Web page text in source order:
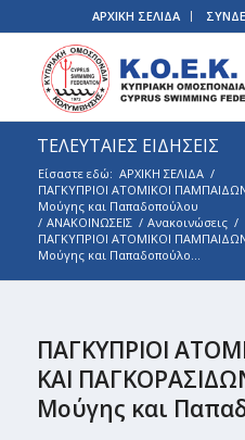
ΑΡΧΙΚΗ ΣΕΛΙΔΑ
ΤΕΛΕΥΤΑΙΕΣ ΕΙΔΗΣΕΙΣ
Είσαστε εδώ: ΑΡΧΙΚΗ ΣΕΛΙΔΑ /
ΠΑΓΚΥΠΡΙΟΙ ΑΤΟΜΙΚΟΙ
Μούγης και Παπαδοπούλου
/ ΑΝΑΚΟΙΝΩΣΕΙΣ / Ανακοινώσεις /
ΠΑΓΚΥΠΡΙΟΙ ΑΤΟΜΙΚΟΙ
Μούγης και Παπαδοπούλο...
ΠΑΓΚΥΠΡΙΟΙ
ΚΑΙ
Μούγης και